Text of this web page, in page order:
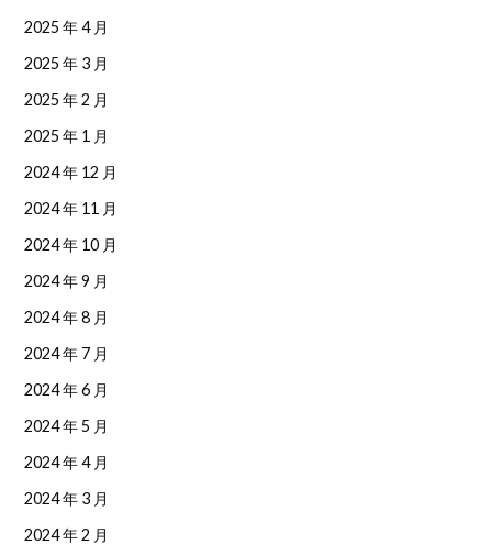
2025 年 4 月
2025 年 3 月
2025 年 2 月
2025 年 1 月
2024 年 12 月
2024 年 11 月
2024 年 10 月
2024 年 9 月
2024 年 8 月
2024 年 7 月
2024 年 6 月
2024 年 5 月
2024 年 4 月
2024 年 3 月
2024 年 2 月